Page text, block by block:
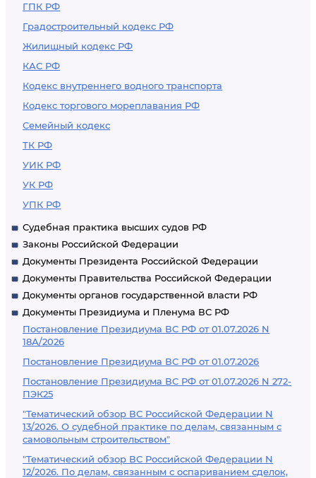
ГПК РФ
Градостроительный кодекс РФ
Жилищный кодекс РФ
КАС РФ
Кодекс внутреннего водного транспорта
Кодекс торгового мореплавания РФ
Семейный кодекс
ТК РФ
УИК РФ
УК РФ
УПК РФ
Судебная практика высших судов РФ
Законы Российской Федерации
Документы Президента Российской Федерации
Документы Правительства Российской Федерации
Документы органов государственной власти РФ
Документы Президиума и Пленума ВС РФ
Постановление Президиума ВС РФ от 01.07.2026 N
18А/2026
Постановление Президиума ВС РФ от 01.07.2026
Постановление Президиума ВС РФ от 01.07.2026 N 272-
ПЭК25
"Тематический обзор ВС Российской Федерации N
13/2026. О судебной практике по делам, связанным с
самовольным строительством"
"Тематический обзор ВС Российской Федерации N
12/2026. По делам, связанным с оспариванием сделок,